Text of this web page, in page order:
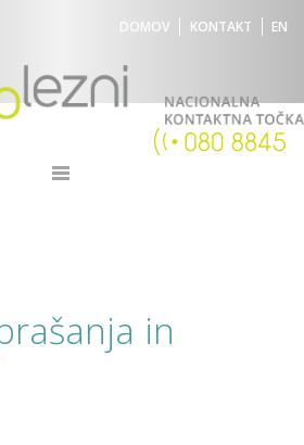
DOMOV KONTAKT EN
in